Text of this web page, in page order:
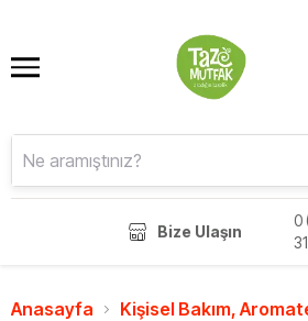
Bize Ulaşın
0
Anasayfa Kişisel Bakım,